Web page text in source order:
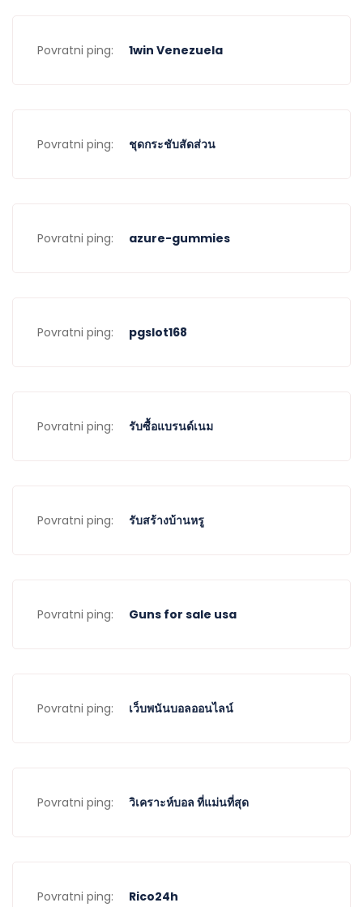
Povratni ping: 1win Venezuela
Povratni ping: ชุดกระชับสัดส่วน
Povratni ping: azure-gummies
Povratni ping: pgslot168
Povratni ping: รับซื้อแบรนด์เนม
Povratni ping: รับสร้างบ้านหรู
Povratni ping: Guns for sale usa
Povratni ping: เว็บพนันบอลออนไลน์
Povratni ping: วิเคราะห์บอล ที่แม่นที่สุด
Povratni ping: Rico24h